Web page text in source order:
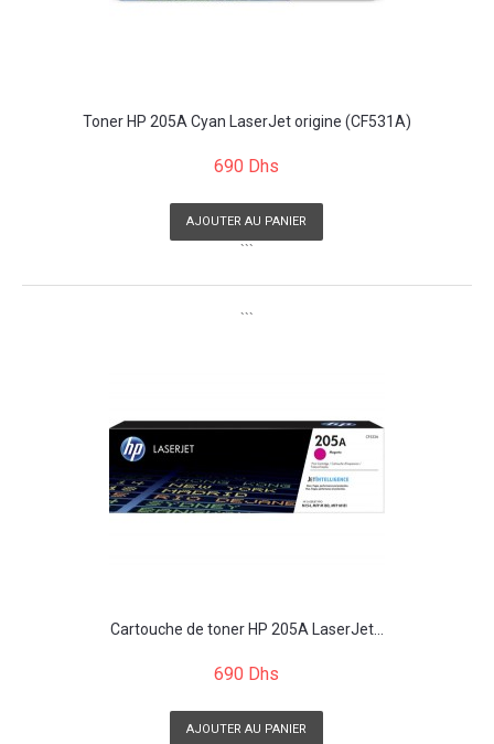
Toner HP 205A Cyan LaserJet origine (CF531A)
690 Dhs
AJOUTER AU PANIER
```
```
Cartouche de toner HP 205A LaserJet...
690 Dhs
AJOUTER AU PANIER